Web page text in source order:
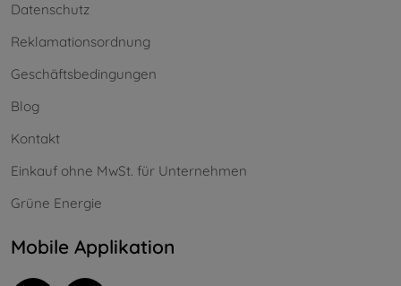
Datenschutz
Reklamationsordnung
Geschäftsbedingungen
Blog
Kontakt
Einkauf ohne MwSt. für Unternehmen
Grüne Energie
Mobile Applikation